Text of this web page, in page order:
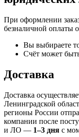
При оформлении
безналичной оплаты
Вы выбираете
Счёт может
Доставка
Доставка
Ленинградской
регионы России
компании после
и ЛО — 1–3 дня с